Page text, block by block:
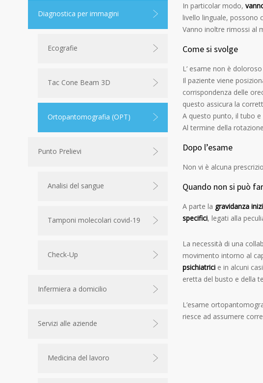
Diagnostica per immagini
Ecografie
Tac Cone Beam 3D
Ortopantomografia (OPT)
Punto Prelievi
Analisi del sangue
Tamponi molecolari covid-19
Check-Up
Infermiera a domicilio
Servizi alle aziende
Medicina del lavoro
In particolar modo,
livello linguale, possono
Vanno inoltre rimossi al
Come si svolge
L’ esame non è
Il paziente viene
corrispondenza delle
questo assicura la
A questo punto, il tubo
Al termine della
Dopo l’esame
Non vi è alcuna
Quando non si può
A parte la gravidanza
specifici, legati alla
La necessità di una
movimento intorno al
psichiatrici e in alcuni
eretta del busto e della
L’esame
riesce ad assumere